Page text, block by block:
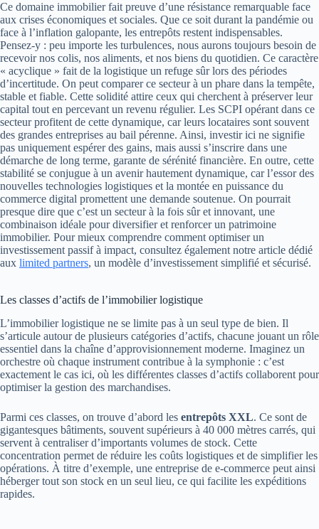
Ce domaine immobilier fait preuve d’une résistance remarquable face
aux crises économiques et sociales. Que ce soit durant la pandémie ou
face à l’inflation galopante, les entrepôts restent indispensables.
Pensez-y : peu importe les turbulences, nous aurons toujours besoin de
recevoir nos colis, nos aliments, et nos biens du quotidien. Ce caractère
« acyclique » fait de la logistique un refuge sûr lors des périodes
d’incertitude. On peut comparer ce secteur à un phare dans la tempête,
stable et fiable. Cette solidité attire ceux qui cherchent à préserver leur
capital tout en percevant un revenu régulier. Les SCPI opérant dans ce
secteur profitent de cette dynamique, car leurs locataires sont souvent
des grandes entreprises au bail pérenne. Ainsi, investir ici ne signifie
pas uniquement espérer des gains, mais aussi s’inscrire dans une
démarche de long terme, garante de sérénité financière. En outre, cette
stabilité se conjugue à un avenir hautement dynamique, car l’essor des
nouvelles technologies logistiques et la montée en puissance du
commerce digital promettent une demande soutenue. On pourrait
presque dire que c’est un secteur à la fois sûr et innovant, une
combinaison idéale pour diversifier et renforcer un patrimoine
immobilier. Pour mieux comprendre comment optimiser un
investissement passif à impact, consultez également notre article dédié
aux limited partners, un modèle d’investissement simplifié et sécurisé.
Les classes d’actifs de l’immobilier logistique
L’immobilier logistique ne se limite pas à un seul type de bien. Il
s’articule autour de plusieurs catégories d’actifs, chacune jouant un rôle
essentiel dans la chaîne d’approvisionnement moderne. Imaginez un
orchestre où chaque instrument contribue à la symphonie : c’est
exactement le cas ici, où les différentes classes d’actifs collaborent pour
optimiser la gestion des marchandises.
Parmi ces classes, on trouve d’abord les entrepôts XXL. Ce sont de
gigantesques bâtiments, souvent supérieurs à 40 000 mètres carrés, qui
servent à centraliser d’importants volumes de stock. Cette
concentration permet de réduire les coûts logistiques et de simplifier les
opérations. À titre d’exemple, une entreprise de e-commerce peut ainsi
héberger tout son stock en un seul lieu, ce qui facilite les expéditions
rapides.